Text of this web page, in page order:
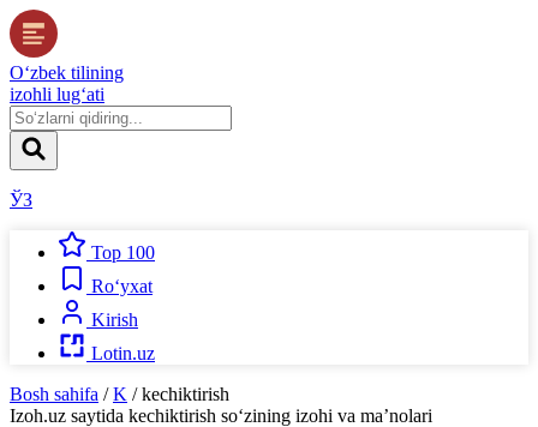
O‘zbek tilining
izohli lug‘ati
ЎЗ
Top 100
Ro‘yxat
Kirish
Lotin.uz
Bosh sahifa / K / kechiktirish
Izoh.uz saytida kechiktirish so‘zining izohi va ma’nolari